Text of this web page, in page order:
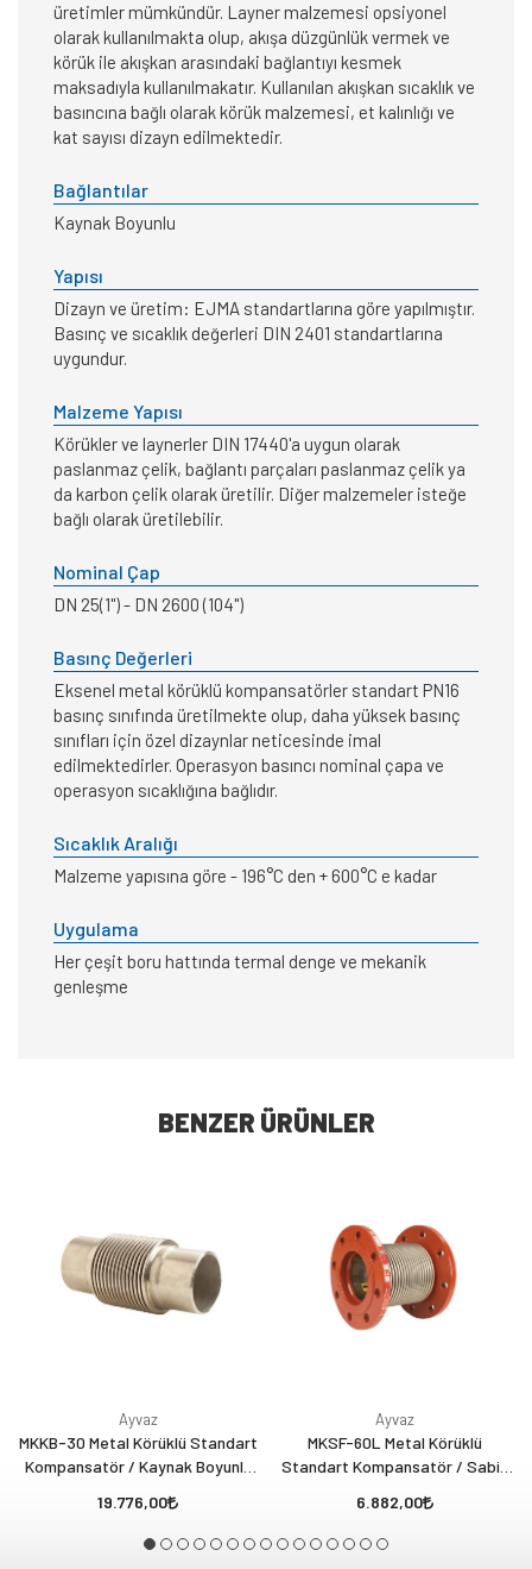
üretimler mümkündür. Layner malzemesi opsiyonel
olarak kullanılmakta olup, akışa düzgünlük vermek ve
körük ile akışkan arasındaki bağlantıyı kesmek
maksadıyla kullanılmakatır. Kullanılan akışkan sıcaklık ve
basıncına bağlı olarak körük malzemesi, et kalınlığı ve
kat sayısı dizayn edilmektedir.
Bağlantılar
Kaynak Boyunlu
Yapısı
Dizayn ve üretim: EJMA standartlarına göre yapılmıştır.
Basınç ve sıcaklık değerleri DIN 2401 standartlarına
uygundur.
Malzeme Yapısı
Körükler ve laynerler DIN 17440'a uygun olarak
paslanmaz çelik, bağlantı parçaları paslanmaz çelik ya
da karbon çelik olarak üretilir. Diğer malzemeler isteğe
bağlı olarak üretilebilir.
Nominal Çap
DN 25(1") - DN 2600 (104")
Basınç Değerleri
Eksenel metal körüklü kompansatörler standart PN16
basınç sınıfında üretilmekte olup, daha yüksek basınç
sınıfları için özel dizaynlar neticesinde imal
edilmektedirler. Operasyon basıncı nominal çapa ve
operasyon sıcaklığına bağlıdır.
Sıcaklık Aralığı
Malzeme yapısına göre - 196°C den + 600°C e kadar
Uygulama
Her çeşit boru hattında termal denge ve mekanik
genleşme
BENZER ÜRÜNLER
Ayvaz
MKKB-30 Metal Körüklü Standart
Kompansatör / Kaynak Boyunlu
19.776,00
Ayvaz
MKSF-60L Metal Körüklü
Standart Kompansatör / Sabit
6.882,00